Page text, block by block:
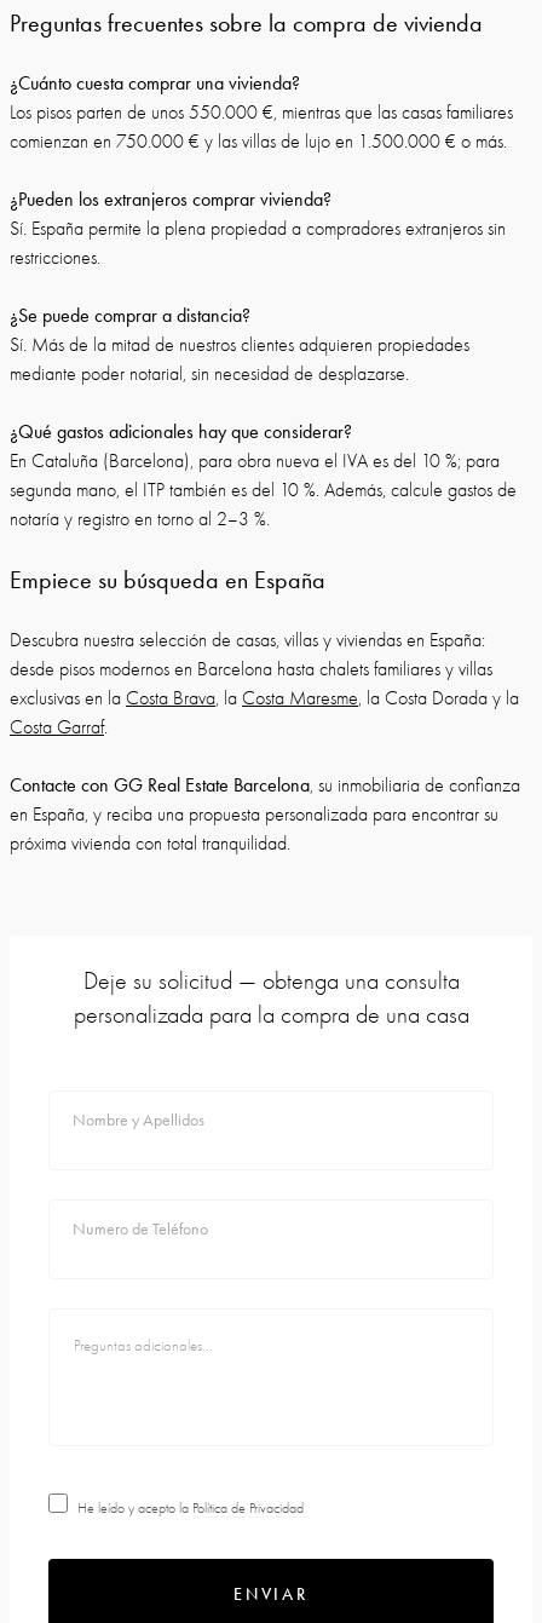
Preguntas frecuentes sobre la compra de vivienda
¿Cuánto cuesta comprar una vivienda?
Los pisos parten de unos 550.000 €, mientras que las casas familiares
comienzan en 750.000 € y las villas de lujo en 1.500.000 € o más.
¿Pueden los extranjeros comprar vivienda?
Sí. España permite la plena propiedad a compradores extranjeros sin
restricciones.
¿Se puede comprar a distancia?
Sí. Más de la mitad de nuestros clientes adquieren propiedades
mediante poder notarial, sin necesidad de desplazarse.
¿Qué gastos adicionales hay que considerar?
En Cataluña (Barcelona), para obra nueva el IVA es del 10 %; para
segunda mano, el ITP también es del 10 %. Además, calcule gastos de
notaría y registro en torno al 2–3 %.
Empiece su búsqueda en España
Descubra nuestra selección de casas, villas y viviendas en España:
desde pisos modernos en Barcelona hasta chalets familiares y villas
exclusivas en la Costa Brava, la Costa Maresme, la Costa Dorada y la
Costa Garraf.
Contacte con GG Real Estate Barcelona, su inmobiliaria de confianza
en España, y reciba una propuesta personalizada para encontrar su
próxima vivienda con total tranquilidad.
Deje su solicitud — obtenga una consulta
personalizada para la compra de una casa
Nombre y Apellidos
Numero de Teléfono
He leído y acepto la Política de Privacidad
ENVIAR